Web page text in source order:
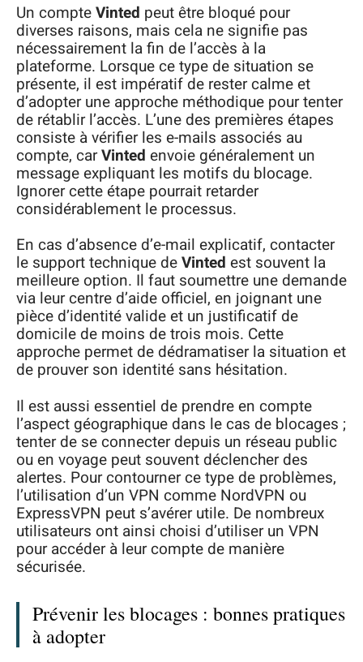
Un compteVinted peut être bloqué pour
diverses raisons, mais cela ne signifie pas
nécessairement la fin de l’accès à la
plateforme. Lorsque ce type de situation se
présente, il est impératif de rester calme et
d’adopter une approche méthodique pour tenter
de rétablir l’accès. L’une des premières étapes
consiste à vérifier les e-mails associés au
compte, carVinted envoie généralement un
message expliquant les motifs du blocage.
Ignorer cette étape pourrait retarder
considérablement le processus.
En cas d’absence d’e-mail explicatif, contacter
le support technique deVinted est souvent la
meilleure option. Il faut soumettre une demande
via leur centre d’aide officiel, en joignant une
pièce d’identité valide et un justificatif de
domicile de moins de trois mois. Cette
approche permet de dédramatiser la situation et
de prouver son identité sans hésitation.
Il est aussi essentiel de prendre en compte
l’aspect géographique dans le cas de blocages ;
tenter de se connecter depuis un réseau public
ou en voyage peut souvent déclencher des
alertes. Pour contourner ce type de problèmes,
l’utilisation d’un VPN comme NordVPN ou
ExpressVPN peut s’avérer utile. De nombreux
utilisateurs ont ainsi choisi d’utiliser un VPN
pour accéder à leur compte de manière
sécurisée.
Prévenir les blocages : bonnes pratiques
à adopter